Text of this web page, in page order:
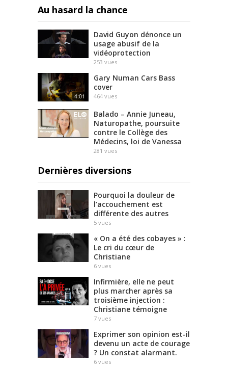
Au hasard la chance
David Guyon dénonce un
usage abusif de la
vidéoprotection
253 vues
4:01
Gary Numan Cars Bass
cover
464 vues
Balado – Annie Juneau,
Naturopathe, poursuite
contre le Collège des
Médecins, loi de Vanessa
281 vues
Dernières diversions
Pourquoi la douleur de
l’accouchement est
différente des autres
5 vues
« On a été des cobayes » :
Le cri du cœur de
Christiane
6 vues
Infirmière, elle ne peut
plus marcher après sa
troisième injection :
Christiane témoigne
7 vues
Exprimer son opinion est-il
devenu un acte de courage
? Un constat alarmant.
6 vues